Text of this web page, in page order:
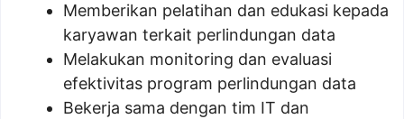
Memberikan pelatihan dan edukasi kepada
karyawan terkait perlindungan data
Melakukan monitoring dan evaluasi
efektivitas program perlindungan data
Bekerja sama dengan tim IT dan